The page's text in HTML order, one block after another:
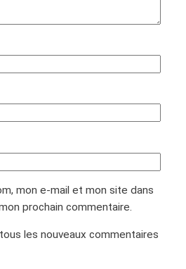
mon e-mail et mon site dans
prochain commentaire.
les nouveaux commentaires